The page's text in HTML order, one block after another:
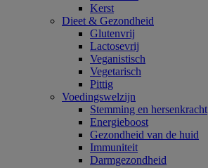
Kerst
Dieet & Gezondheid
Glutenvrij
Lactosevrij
Veganistisch
Vegetarisch
Pittig
Voedingswelzijn
Stemming en hersenkracht
Energieboost
Gezondheid van de huid
Immuniteit
Darmgezondheid